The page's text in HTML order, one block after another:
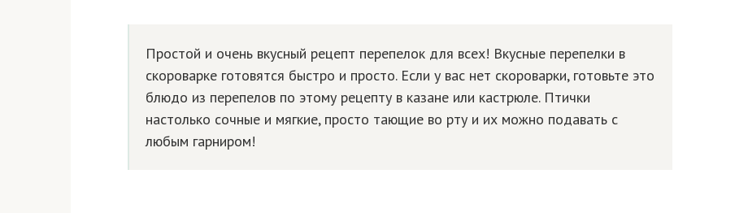
Простой и очень вкусный рецепт перепелок для всех! Вкусные перепелки в
скороварке готовятся быстро и просто. Если у вас нет скороварки, готовьте это
блюдо из перепелов по этому рецепту в казане или кастрюле. Птички
настолько сочные и мягкие, просто тающие во рту и их можно подавать с
любым гарниром!